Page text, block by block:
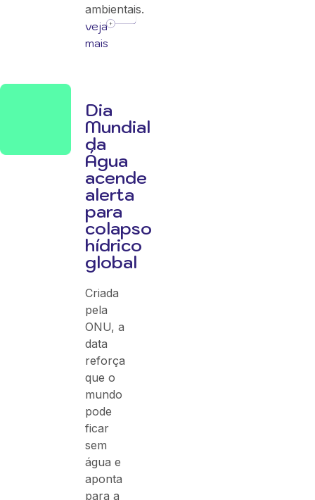
ambientais.
veja
mais
Dia
Mundial
da
Água
acende
alerta
para
colapso
hídrico
global
Criada
pela
ONU, a
data
reforça
que o
mundo
pode
ficar
sem
água e
aponta
para a